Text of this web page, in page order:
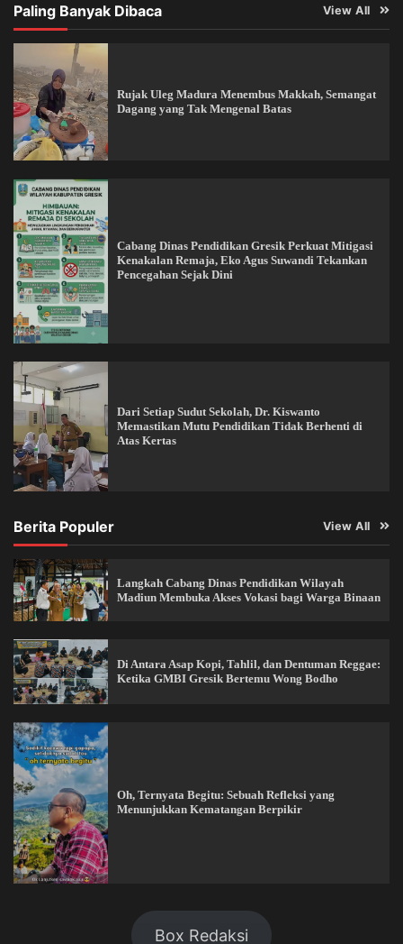
Paling Banyak Dibaca View All
Rujak Uleg Madura Menembus Makkah, Semangat
Dagang yang Tak Mengenal Batas
Cabang Dinas Pendidikan Gresik Perkuat Mitigasi
Kenakalan Remaja, Eko Agus Suwandi Tekankan
Pencegahan Sejak Dini
Dari Setiap Sudut Sekolah, Dr. Kiswanto
Memastikan Mutu Pendidikan Tidak Berhenti di
Atas Kertas
Berita Populer View All
Langkah Cabang Dinas Pendidikan Wilayah
Madiun Membuka Akses Vokasi bagi Warga Binaan
Di Antara Asap Kopi, Tahlil, dan Dentuman Reggae:
Ketika GMBI Gresik Bertemu Wong Bodho
Oh, Ternyata Begitu: Sebuah Refleksi yang
Menunjukkan Kematangan Berpikir
Box Redaksi